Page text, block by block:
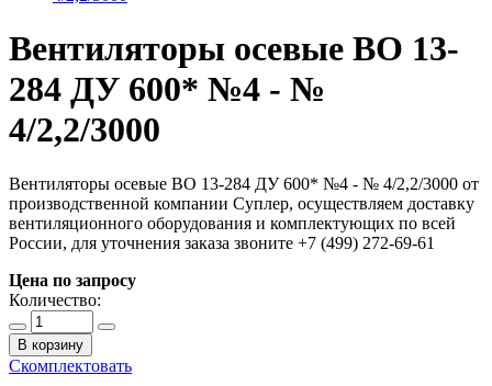
Вентиляторы осевые ВО 13-
284 ДУ 600* №4 - №
4/2,2/3000
Вентиляторы осевые ВО 13-284 ДУ 600* №4 - № 4/2,2/3000 от
производственной компании Суплер, осуществляем доставку
вентиляционного оборудования и комплектующих по всей
России, для уточнения заказа звоните +7 (499) 272-69-61
Цена по запросу
Количество:
В корзину
Скомплектовать